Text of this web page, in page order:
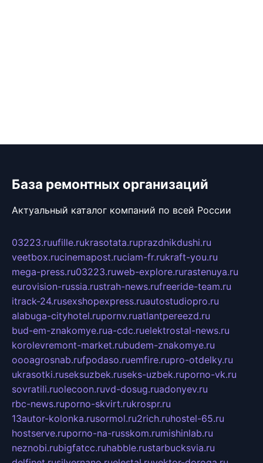
База ремонтных организаций
Актуальный каталог компаний по всей России
03223.ruufille.rukrasotata.ruprazdnikdushi.ru
veetbox.rucinemapost.ruciam-fr.rukraft-you.ru
mega-press.ru03223.ruweb-explore.rurastenuya.ru
eurovision-russia.rustrah-news.rufreeride-team.ru
itrack-24.rusexshopexpress.ruautostudiopro.ru
alabuga-cityhotel.rupornv.ruatlantpereezd.ru
bud-em-znakomye.rua-cdc.ruelektrostal-news.ru
korolevremont-market.rubudem-znakomye.ru
oooagrosnab.rufpodaso.ruemfire.rupro-otdelky.ru
ukrasotki.ruseksuzbek.ruseks-uzbek.ruporno-vk.ru
sovratili.ruolecoon.ruvd-dosug.ruadonyev.ru
rbc-news.ruporno-skvirt.rukrospr.ru
13autor-kolonka.rusormol.ru2rich.ruhostel-65.ru
hostserve.ruporno-na-russkom.rumishinlab.ru
neznobi.rubigfatcc.ruhabble.rustarbucksvia.ru